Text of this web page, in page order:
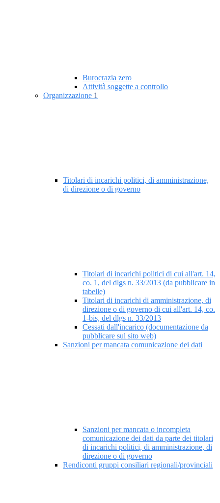
Burocrazia zero
Attività soggette a controllo
Organizzazione 1
Titolari di incarichi politici, di amministrazione,
di direzione o di governo
Titolari di incarichi politici di cui all'art. 14,
co. 1, del dlgs n. 33/2013 (da pubblicare in
tabelle)
Titolari di incarichi di amministrazione, di
direzione o di governo di cui all'art. 14, co.
1-bis, del dlgs n. 33/2013
Cessati dall'incarico (documentazione da
pubblicare sul sito web)
Sanzioni per mancata comunicazione dei dati
Sanzioni per mancata o incompleta
comunicazione dei dati da parte dei titolari
di incarichi politici, di amministrazione, di
direzione o di governo
Rendiconti gruppi consiliari regionali/provinciali